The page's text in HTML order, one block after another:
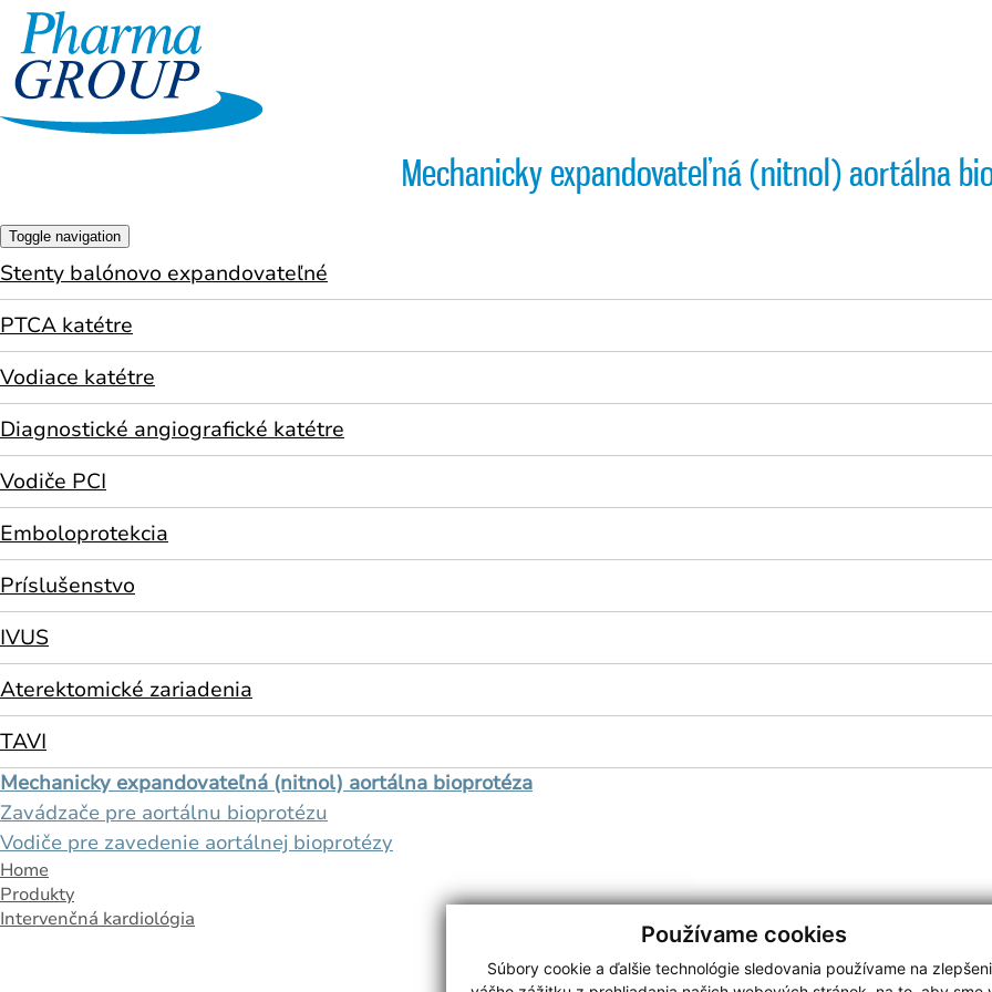
Používame cookies
Súbory cookie a ďalšie technológie sledovania používame na
Mechanicky expandovateľná (nitnol) aortálna
Toggle navigation
Stenty balónovo expandovateľné
PTCA katétre
Vodiace katétre
Diagnostické angiografické katétre
Vodiče PCI
Emboloprotekcia
Príslušenstvo
IVUS
Aterektomické zariadenia
TAVI
Mechanicky expandovateľná (nitnol) aortálna bioprotéza
Zavádzače pre aortálnu bioprotézu
Vodiče pre zavedenie aortálnej bioprotézy
Home
Produkty
Intervenčná kardiológia